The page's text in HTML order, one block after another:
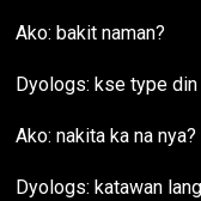
Ako: bakit naman?
Dyologs: kse type din
Ako: nakita ka na nya?
Dyologs: katawan